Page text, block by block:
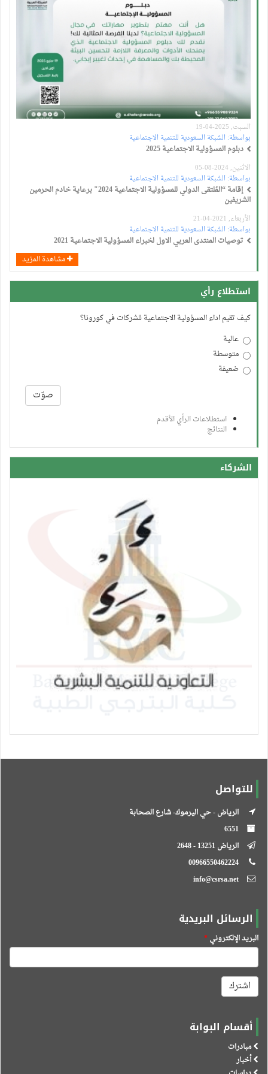
السبت, 2025-04-19
بواسطة:الشبكة السعودية للتنمية الاجتماعية
دبلوم المسؤولية الاجتماعية 2025
الاثنين, 2024-08-05
بواسطة:الشبكة السعودية للتنمية الاجتماعية
إقامة “المُلتقى الدولي للمسؤولية الاجتماعية 2024" برعاية خادم الحرمين
الشريفين
الأربعاء, 2021-04-21
بواسطة:الشبكة السعودية للتنمية الاجتماعية
توصيات المنتدى العربي الاول لخبراء المسؤولية الاجتماعية 2021
مشاهدة المزيد
استطلاع رأي
كيف تقيم اداء المسؤولية الاجتماعية للشركات في كورونا؟
عالية
متوسطة
ضعيفة
صوّت
استطلاعات الرأي الأقدم
النتائج
الشركاء
للتواصل
الرياض - حي اليرموك- شارع الصحابة
الرياض 13251 - 2648
الرسائل البريدية
البريد الإلكتروني*
اشترك
أقسام البوابة
مبادرات
أخبار